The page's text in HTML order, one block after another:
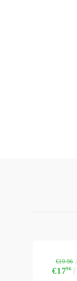
€1796
€19.96